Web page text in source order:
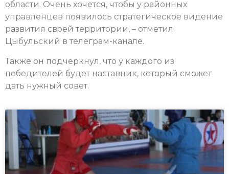
области. Очень хочется, чтобы у районных
управленцев появилось стратегическое видение
развития своей территории, – отметил
Цыбульский в телеграм-канале.
Также он подчеркнул, что у каждого из
победителей будет наставник, который сможет
дать нужный совет.